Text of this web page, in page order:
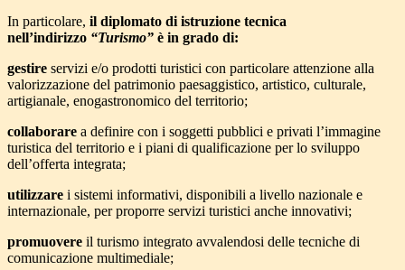
In particolare, il diplomato di istruzione tecnica
nell’indirizzo “Turismo” è in grado di:
gestire servizi e/o prodotti turistici con particolare attenzione alla
valorizzazione del patrimonio paesaggistico, artistico, culturale,
artigianale, enogastronomico del territorio;
collaborare a definire con i soggetti pubblici e privati l’immagine
turistica del territorio e i piani di qualificazione per lo sviluppo
dell’offerta integrata;
utilizzare i sistemi informativi, disponibili a livello nazionale e
internazionale, per proporre servizi turistici anche innovativi;
promuovere il turismo integrato avvalendosi delle tecniche di
comunicazione multimediale;